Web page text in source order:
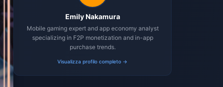
Emily Nakamura
Mobile gaming expert and app economy analyst
specializing in F2P monetization and in-app
purchase trends.
Visualizza profilo completo →